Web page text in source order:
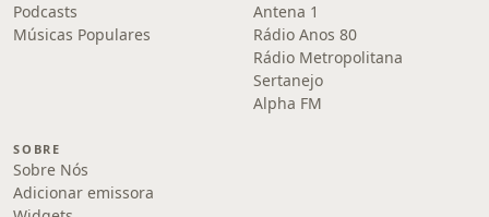
Podcasts
Músicas Populares
Antena 1
Rádio Anos 80
Rádio Metropolitana
Sertanejo
Alpha FM
SOBRE
Sobre Nós
Adicionar emissora